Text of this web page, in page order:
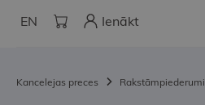
EN Ienākt
Kancelejas preces Rakstāmpiederumi